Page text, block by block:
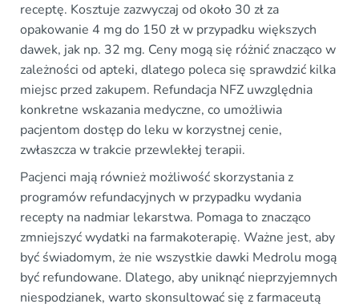
receptę. Kosztuje zazwyczaj od około 30 zł za
opakowanie 4 mg do 150 zł w przypadku większych
dawek, jak np. 32 mg. Ceny mogą się różnić znacząco w
zależności od apteki, dlatego poleca się sprawdzić kilka
miejsc przed zakupem. Refundacja NFZ uwzględnia
konkretne wskazania medyczne, co umożliwia
pacjentom dostęp do leku w korzystnej cenie,
zwłaszcza w trakcie przewlekłej terapii.
Pacjenci mają również możliwość skorzystania z
programów refundacyjnych w przypadku wydania
recepty na nadmiar lekarstwa. Pomaga to znacząco
zmniejszyć wydatki na farmakoterapię. Ważne jest, aby
być świadomym, że nie wszystkie dawki Medrolu mogą
być refundowane. Dlatego, aby uniknąć nieprzyjemnych
niespodzianek, warto skonsultować się z farmaceutą